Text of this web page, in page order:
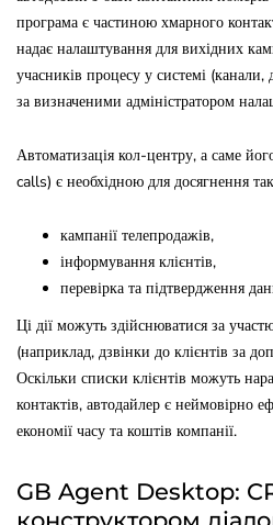
програма є частиною хмарного
надає налаштування для вихідних
учасників процесу у системі
за визначеними адміністратором
Автоматизація кол-центру, а саме
calls) є необхідною для досягнення
кампанії телепродажів,
інформування клієнтів,
перевірка та підтвердження
Ці дії можуть здійснюватися за
(наприклад, дзвінки до клієнтів за
Оскільки списки клієнтів можуть
контактів, автодайлер є неймовірно
економії часу та коштів компанії.
GB Agent Desktop: